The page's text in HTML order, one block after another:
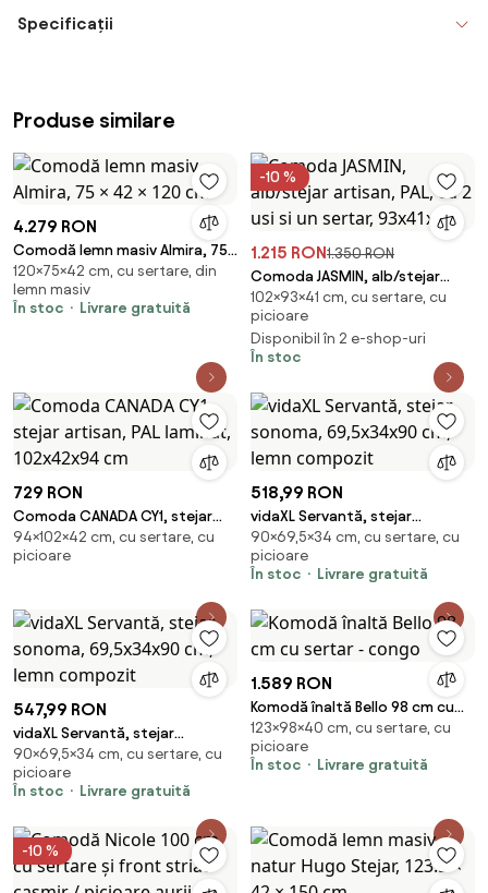
Specificații
Produse similare
4.279 RON
Comodă lemn masiv Almira, 75
× 42 × 120 cm
120×75×42 cm, cu sertare, din
lemn masiv
În stoc
Livrare gratuită
-10 %
1.215 RON1.350 RON
Comoda JASMIN, alb/stejar
artisan, PAL, cu 2 usi si un sertar,
93x41x1
102×93×41 cm, cu sertare, cu
picioare
Disponibil în 2 e-shop-uri
În stoc
729 RON
Comoda CANADA CY1, stejar
artisan, PAL laminat, 102x42x94
cm
94×102×42 cm, cu sertare, cu
picioare
518,99 RON
vidaXL Servantă, stejar
sonoma, 69,5x34x90 cm, lemn
compozit
90×69,5×34 cm, cu sertare, cu
picioare
În stoc
Livrare gratuită
547,99 RON
vidaXL Servantă, stejar
sonoma, 69,5x34x90 cm, lemn
compozit
90×69,5×34 cm, cu sertare, cu
picioare
În stoc
Livrare gratuită
1.589 RON
Komodă înaltă Bello 98 cm cu
sertar - congo
123×98×40 cm, cu sertare, cu
picioare
În stoc
Livrare gratuită
-10 %